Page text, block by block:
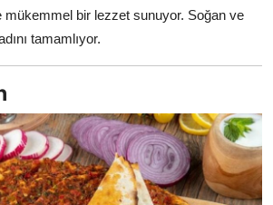
mükemmel bir lezzet sunuyor. Soğan ve
tamamlıyor.